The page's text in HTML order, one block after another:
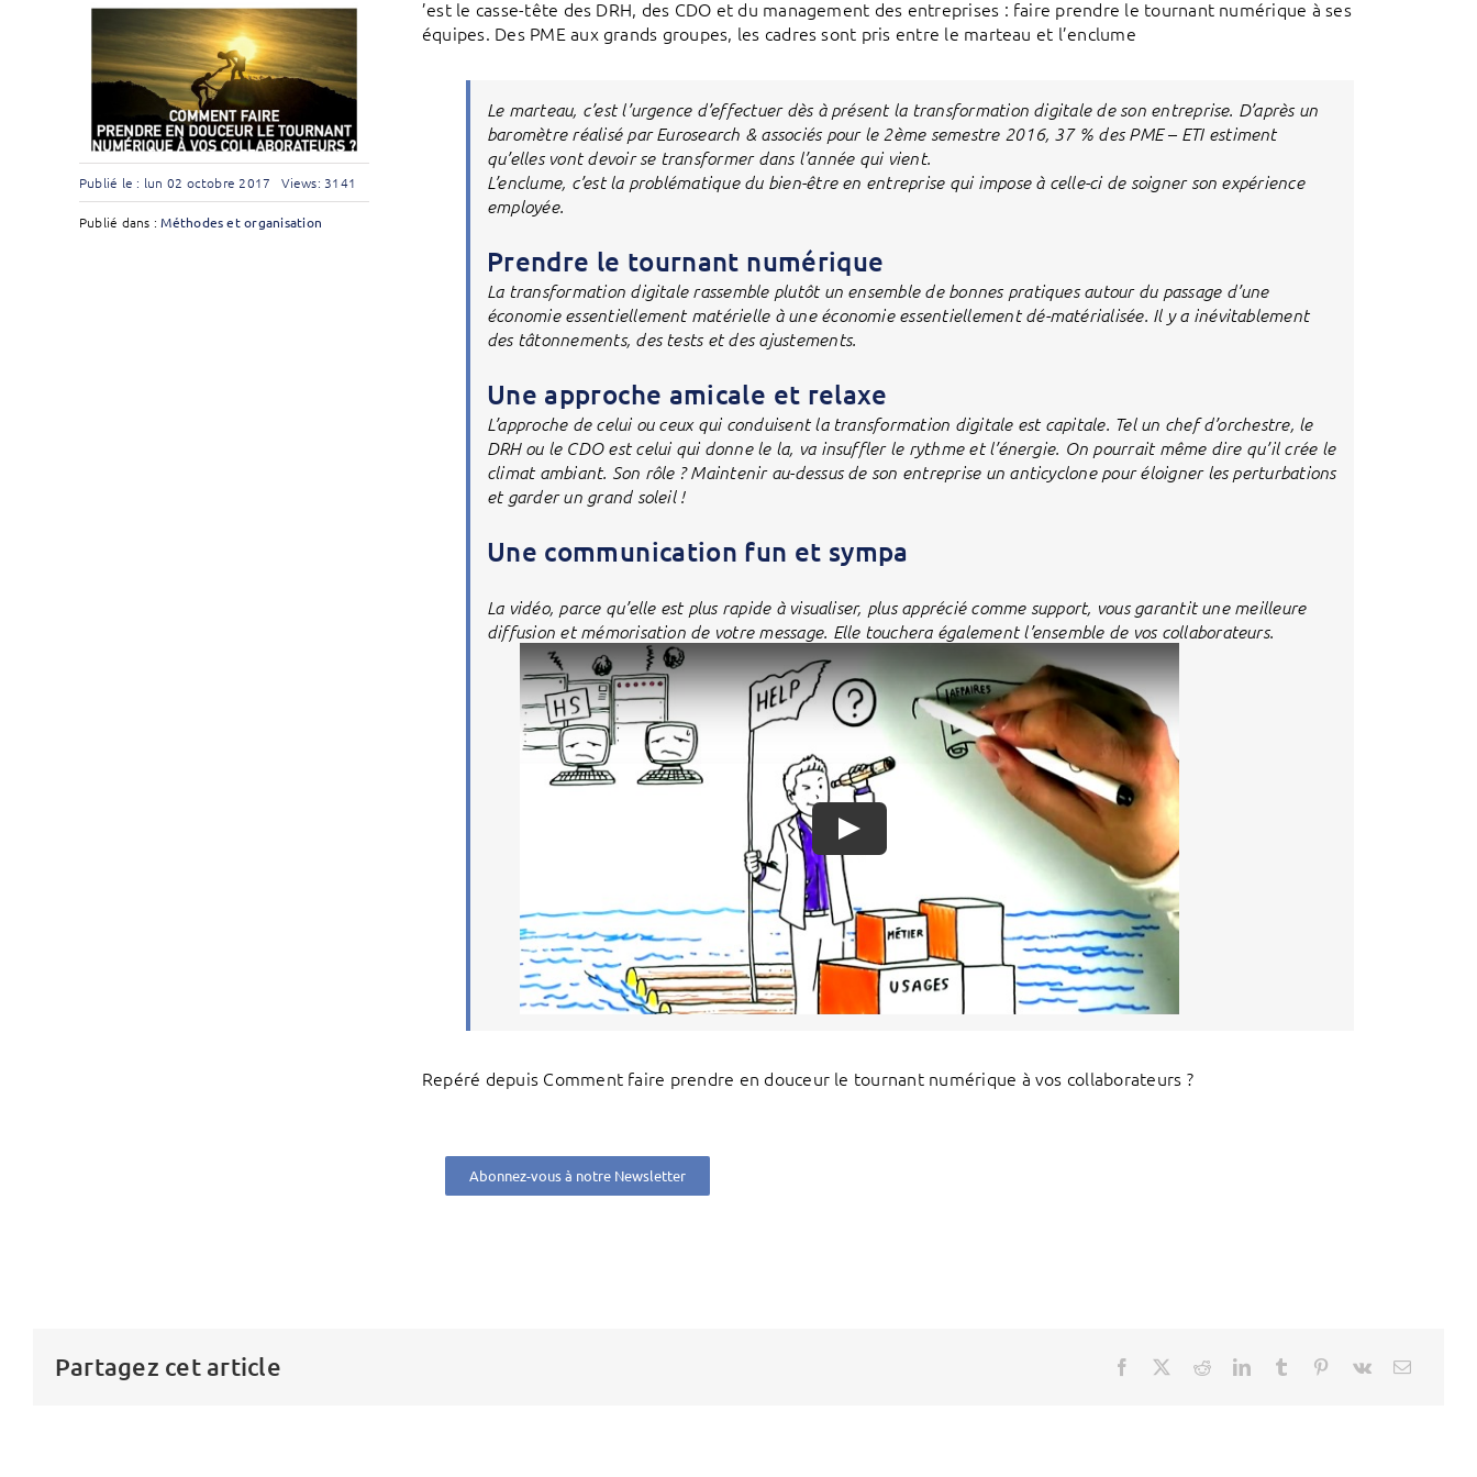
Publié le : lun 02 octobre 2017 Views: 3141
Publié dans :Méthodes et organisation
’est le casse-tête des DRH, des CDO et du management des entreprises : faire prendre le tournant numérique à ses
équipes. Des PME aux grands groupes, les cadres sont pris entre le marteau et l’enclume
Le marteau, c’est l’urgence d’effectuer dès à présent la transformation digitale de son entreprise. D’après un
baromètre réalisé par Eurosearch & associés pour le 2ème semestre 2016, 37 % des PME – ETI estiment
qu’elles vont devoir se transformer dans l’année qui vient.
L’enclume, c’est la problématique du bien-être en entreprise qui impose à celle-ci de soigner son expérience
employée.
Prendre le tournant numérique
La transformation digitale rassemble plutôt un ensemble de bonnes pratiques autour du passage d’une
économie essentiellement matérielle à une économie essentiellement dé-matérialisée. Il y a inévitablement
des tâtonnements, des tests et des ajustements.
Une approche amicale et relaxe
L’approche de celui ou ceux qui conduisent la transformation digitale est capitale. Tel un chef d’orchestre, le
DRH ou le CDO est celui qui donne le la, va insuffler le rythme et l’énergie. On pourrait même dire qu’il crée le
climat ambiant. Son rôle ? Maintenir au-dessus de son entreprise un anticyclone pour éloigner les perturbations
et garder un grand soleil !
Une communication fun et sympa
La vidéo, parce qu’elle est plus rapide à visualiser, plus apprécié comme support, vous garantit une meilleure
diffusion et mémorisation de votre message. Elle touchera également l’ensemble de vos collaborateurs.
Repéré depuis Comment faire prendre en douceur le tournant numérique à vos collaborateurs ?
Abonnez-vous à notre Newsletter
Partagez cet article